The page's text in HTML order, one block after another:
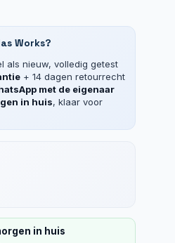
Works?
als nieuw, volledig getest
+ 14 dagen retourrecht
met de eigenaar
in huis, klaar voor
in huis